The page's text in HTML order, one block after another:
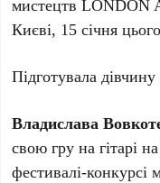
Києві, 15 січня
Підготувала
Владислава
свою гру на гітарі
фестивалі-конкурсі